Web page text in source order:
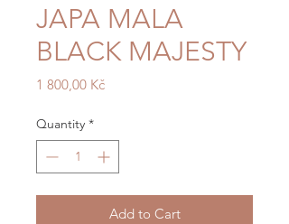
JAPA MALA
BLACK MAJESTY
1 800,00 KčPrice
Quantity *
Add to Cart